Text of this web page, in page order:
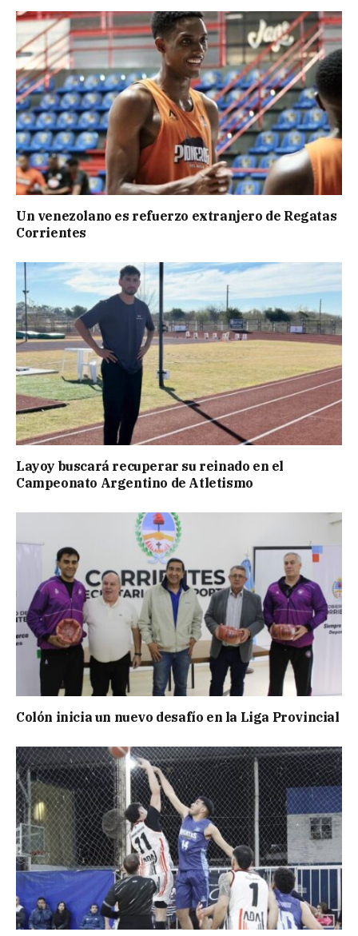
Un venezolano es refuerzo extranjero de Regatas
Corrientes
Layoy buscará recuperar su reinado en el
Campeonato Argentino de Atletismo
Colón inicia un nuevo desafío en la Liga Provincial